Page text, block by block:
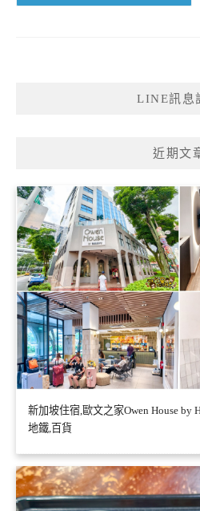
LINE訊息
近期文
新加坡住宿,歐文之家Owen House by
地鐵,百貨